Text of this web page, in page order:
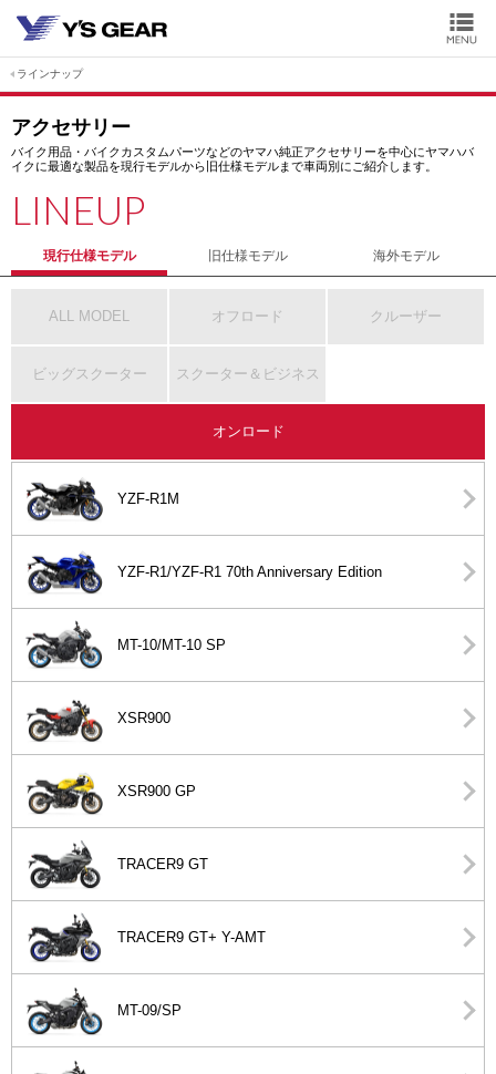
ラインナップ
アクセサリー
バイク用品・バイクカスタムパーツなどのヤマハ純正アクセサリーを中心にヤマハバ
イクに最適な製品を現行モデルから旧仕様モデルまで車両別にご紹介します。
LINEUP
現行仕様モデル 旧仕様モデル 海外モデル
ALL MODEL オフロード クルーザー
ビッグスクーター スクーター＆ビジネス
オンロード
YZF-R1M
YZF-R1/YZF-R1 70th Anniversary Edition
MT-10/MT-10 SP
XSR900
XSR900 GP
TRACER9 GT
TRACER9 GT+ Y-AMT
MT-09/SP